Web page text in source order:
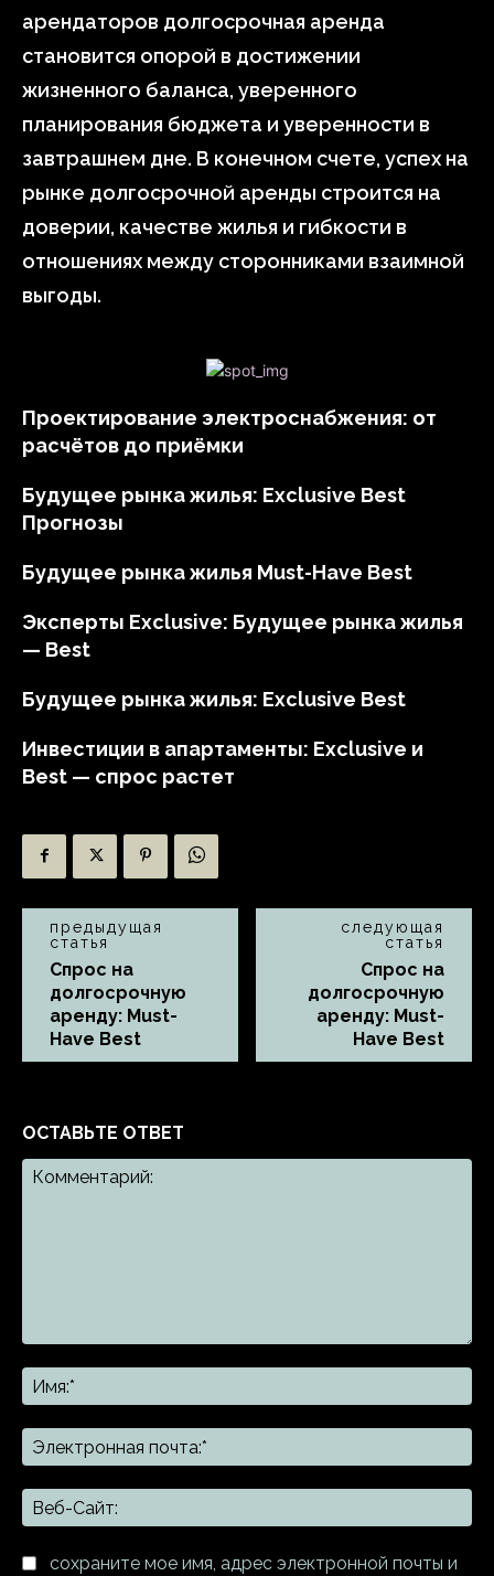
арендаторов долгосрочная аренда
становится опорой в достижении
жизненного баланса, уверенного
планирования бюджета и уверенности в
завтрашнем дне. В конечном счете, успех на
рынке долгосрочной аренды строится на
доверии, качестве жилья и гибкости в
отношениях между сторонниками взаимной
выгоды.
Проектирование электроснабжения: от
расчётов до приёмки
Будущее рынка жилья: Exclusive Best
Прогнозы
Будущее рынка жилья Must-Have Best
Эксперты Exclusive: Будущее рынка жилья
— Best
Будущее рынка жилья: Exclusive Best
Инвестиции в апартаменты: Exclusive и
Best — спрос растет
предыдущая
статья
Спрос на
долгосрочную
аренду: Must-
Have Best
следующая
статья
Спрос на
долгосрочную
аренду: Must-
Have Best
ОСТАВЬТЕ ОТВЕТ
сохраните мое имя, адрес электронной почты и